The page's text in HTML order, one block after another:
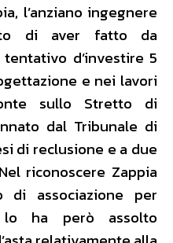
l’anziano ingegnere
di aver fatto da
d’investire 5
e nei lavori
sullo Stretto di
dal Tribunale di
di reclusione e a due
riconoscere Zappia
di associazione per
lo ha però assolto